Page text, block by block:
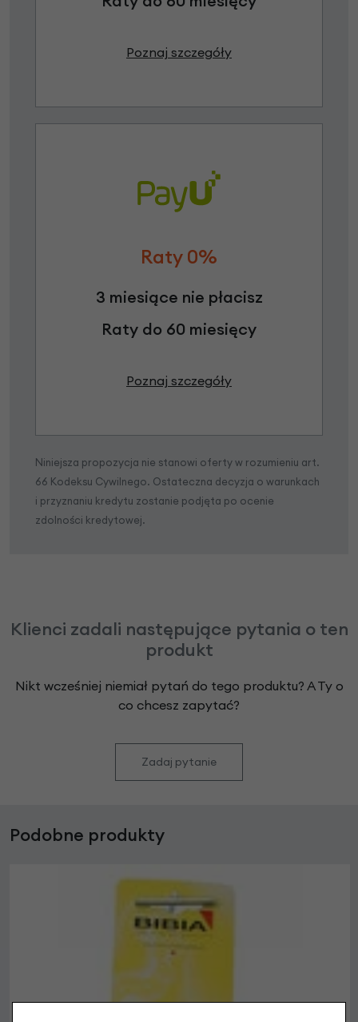
Poznaj szczegóły
Raty 0%
3 miesiące nie płacisz
Raty do 60 miesięcy
Poznaj szczegóły
Niniejsza propozycja nie stanowi oferty w rozumieniu art.
66 Kodeksu Cywilnego. Ostateczna decyzja o warunkach
i przyznaniu kredytu zostanie podjęta po ocenie
zdolności kredytowej.
Klienci zadali następujące pytania o ten
produkt
Nikt wcześniej niemiał pytań do tego produktu? A Ty o
co chcesz zapytać?
Zadaj pytanie
Podobne produkty